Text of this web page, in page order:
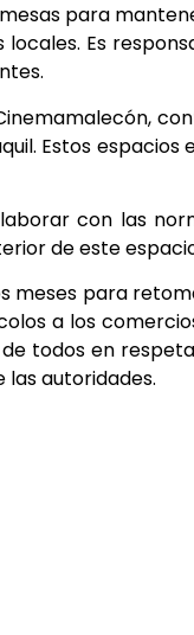
para
Es
Estos
con las
de este
meses para
a los
todos en
las autoridades.